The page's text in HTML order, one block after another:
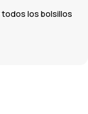
todos los bolsillos